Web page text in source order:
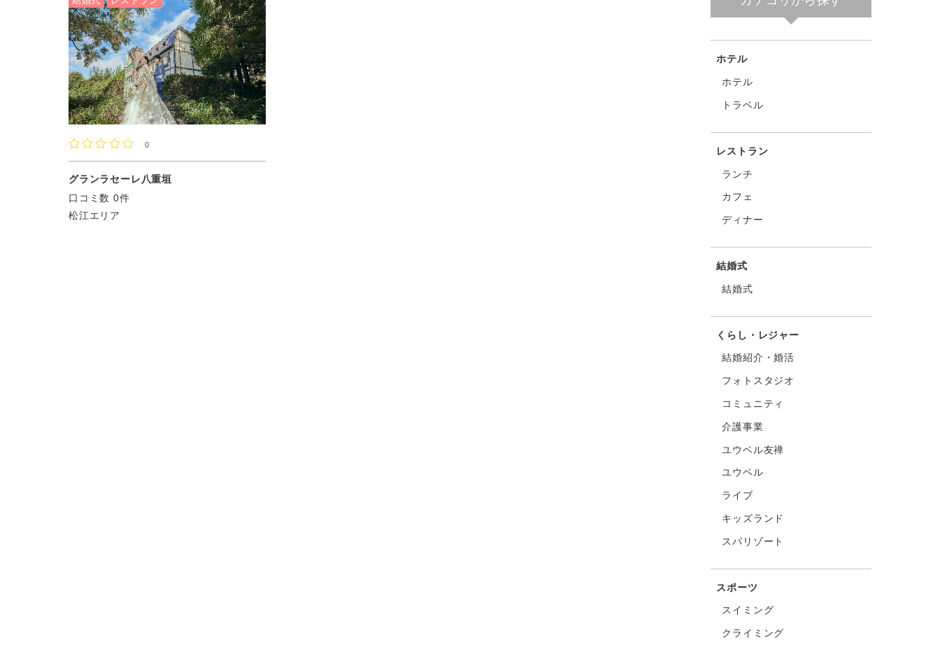
0
グランラセーレ八重垣
口コミ数 0件
松江エリア
ホテル
ホテル
トラベル
レストラン
ランチ
カフェ
ディナー
結婚式
結婚式
くらし・レジャー
結婚紹介・婚活
フォトスタジオ
コミュニティ
介護事業
ユウベル友禅
ユウベル
ライブ
キッズランド
スパリゾート
スポーツ
スイミング
クライミング